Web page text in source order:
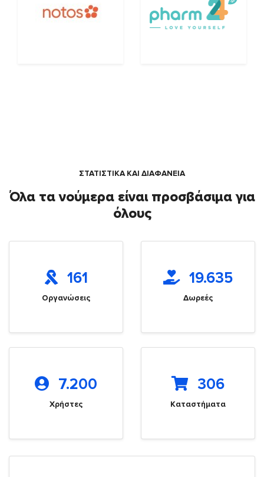
ΣΤΑΤΙΣΤΙΚΑ ΚΑΙ ΔΙΑΦΑΝΕΙΑ
Όλα τα νούμερα είναι προσβάσιμα για
όλους
161
Οργανώσεις
19.635
Δωρεές
7.200
Χρήστες
306
Καταστήματα